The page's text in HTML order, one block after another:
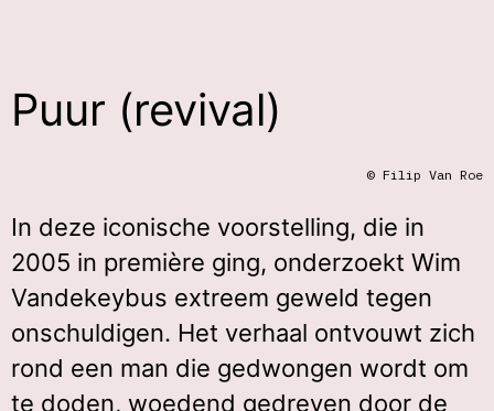
Puur (revival)
© Filip Van Roe
In deze iconische voorstelling, die in
2005 in première ging, onderzoekt Wim
Vandekeybus extreem geweld tegen
onschuldigen. Het verhaal ontvouwt zich
rond een man die gedwongen wordt om
te doden, woedend gedreven door de